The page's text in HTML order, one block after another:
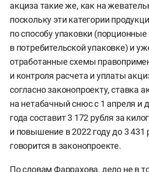
акциза такие же, как на
поскольку эти категории
по способу упаковки (порционные
в потребительской упаковке) и
отработанные схемы
и контроля расчета и уплаты
согласно законопроекту, ставка
на нетабачный снюс с 1 апреля и
года составит 3 172 рубля за
и повышение в 2022 году до 3 431
говорится в законопроекте.
По словам Фаррахова, дело не в